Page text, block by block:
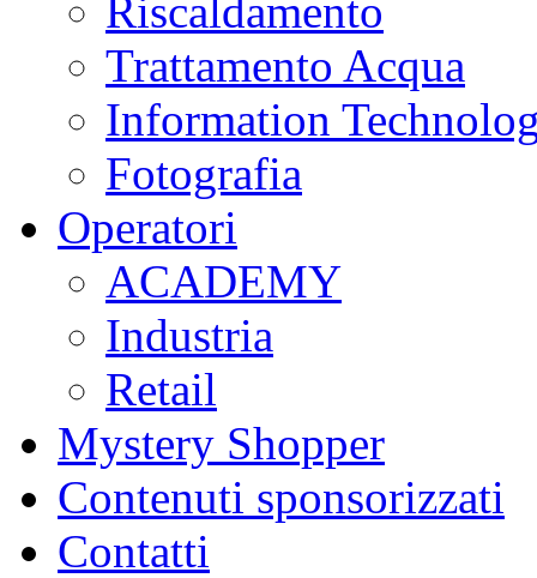
Riscaldamento
Trattamento Acqua
Information
Fotografia
Operatori
ACADEMY
Industria
Retail
Mystery Shopper
Contenuti sponsorizzati
Contatti